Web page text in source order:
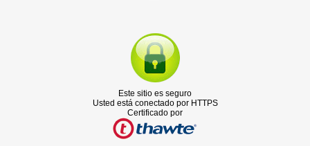
Este sitio es seguro
Usted está conectado por HTTPS
Certificado por